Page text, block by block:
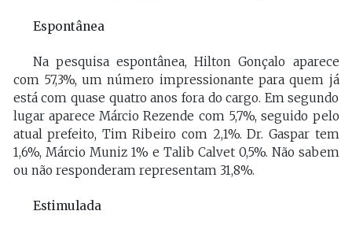
Espontânea
Na pesquisa espontânea, Hilton Gonçalo aparece
com 57,3%, um número impressionante para quem já
está com quase quatro anos fora do cargo. Em segundo
lugar aparece Márcio Rezende com 5,7%, seguido pelo
atual prefeito, Tim Ribeiro com 2,1%. Dr. Gaspar tem
1,6%, Márcio Muniz 1% e Talib Calvet 0,5%. Não sabem
ou não responderam representam 31,8%.
Estimulada